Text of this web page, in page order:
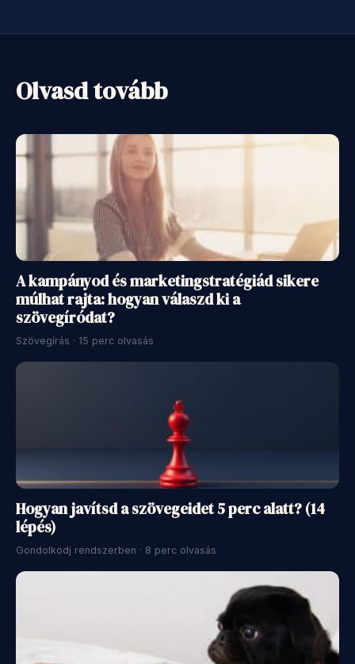
Olvasd tovább
A kampányod és marketingstratégiád sikere
múlhat rajta: hogyan válaszd ki a
szövegíródat?
Szövegírás · 15 perc olvasás
Hogyan javítsd a szövegeidet 5 perc alatt? (14
lépés)
Gondolkodj rendszerben · 8 perc olvasás